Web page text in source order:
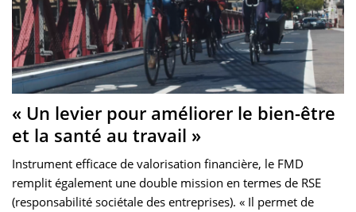
« Un levier pour améliorer le bien-être
et la santé au travail »
Instrument efficace de valorisation financière, le FMD
remplit également une double mission en termes de RSE
(responsabilité sociétale des entreprises). « Il permet de